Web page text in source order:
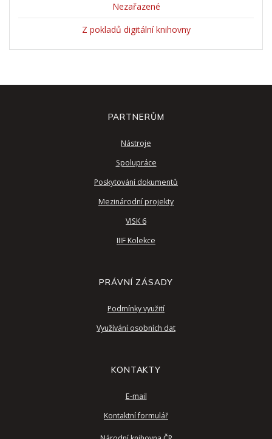
Nezařazené
Z pokladů digitální knihovny
PARTNERŮM
Nástroje
Spolupráce
Poskytování dokumentů
Mezinárodní projekty
VISK 6
IIIF Kolekce
PRÁVNÍ ZÁSADY
Podmínky využití
Využívání osobních dat
KONTAKTY
E-mail
Kontaktní formulář